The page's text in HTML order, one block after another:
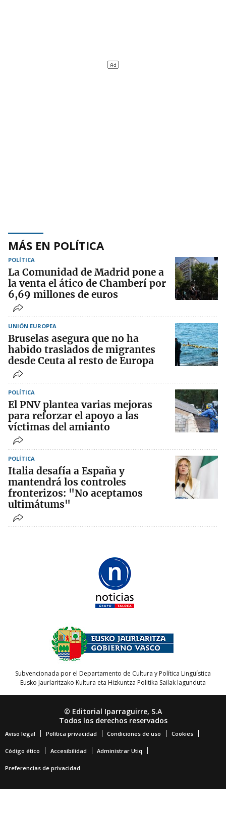
MÁS EN POLÍTICA
POLÍTICA
La Comunidad de Madrid pone a
la venta el ático de Chamberí por
6,69 millones de euros
UNIÓN EUROPEA
Bruselas asegura que no ha
habido traslados de migrantes
desde Ceuta al resto de Europa
POLÍTICA
El PNV plantea varias mejoras
para reforzar el apoyo a las
víctimas del amianto
POLÍTICA
Italia desafía a España y
mantendrá los controles
fronterizos: "No aceptamos
ultimátums"
Subvencionada por el Departamento de Cultura y Política Lingüística
Eusko Jaurlaritzako Kultura eta Hizkuntza Politika Sailak lagunduta
© Editorial Iparraguirre, S.A
Todos los derechos reservados
Aviso legal Política privacidad Condiciones de uso Cookies
Código ético Accesibilidad Administrar Utiq
Preferencias de privacidad